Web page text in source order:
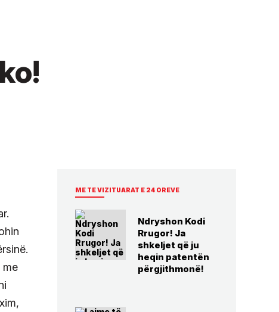
me
ME TE VIZITUARAT E 24 OREVE
Ndryshon Kodi
Rrugor! Ja
shkeljet që ju
heqin patentën
përgjithmonë!